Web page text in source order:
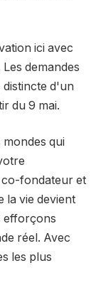
ici avec
demandes
d'un
du 9 mai.
mondes qui
co-fondateur et
la vie devient
efforçons
réel. Avec
les plus